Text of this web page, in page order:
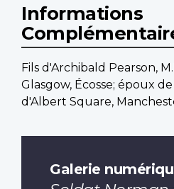
Informations
Fils d'Archibald Pearson,
Glasgow, Écosse; époux
d'Albert Square,
Galerie